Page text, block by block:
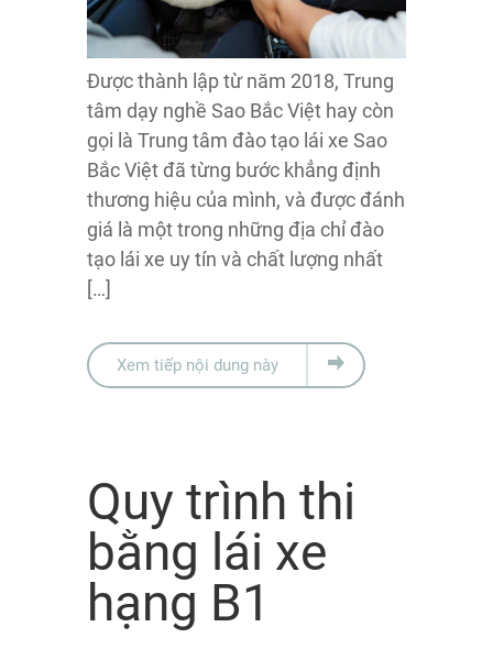
Được thành lập từ năm 2018, Trung
tâm dạy nghề Sao Bắc Việt hay còn
gọi là Trung tâm đào tạo lái xe Sao
Bắc Việt đã từng bước khẳng định
thương hiệu của mình, và được đánh
giá là một trong những địa chỉ đào
tạo lái xe uy tín và chất lượng nhất
[…]
Xem tiếp nội dung này
Quy trình thi
bằng lái xe
hạng B1